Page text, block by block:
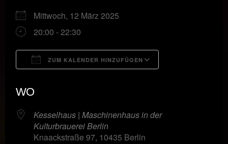
Mittwoch, 12 März 2025
20:00 - 22:30
ZUM KALENDER HINZUFÜGEN
WO
Kesselhaus | Maschinenhaus in der
Kulturbrauerei Berlin
Knaackstraße 97, 10435 Berlin